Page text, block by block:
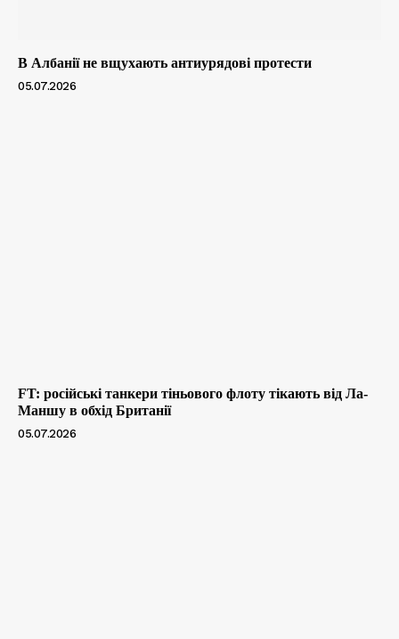
В Албанії не вщухають антиурядові протести
05.07.2026
FT: російські танкери тіньового флоту тікають від Ла-
Маншу в обхід Британії
05.07.2026